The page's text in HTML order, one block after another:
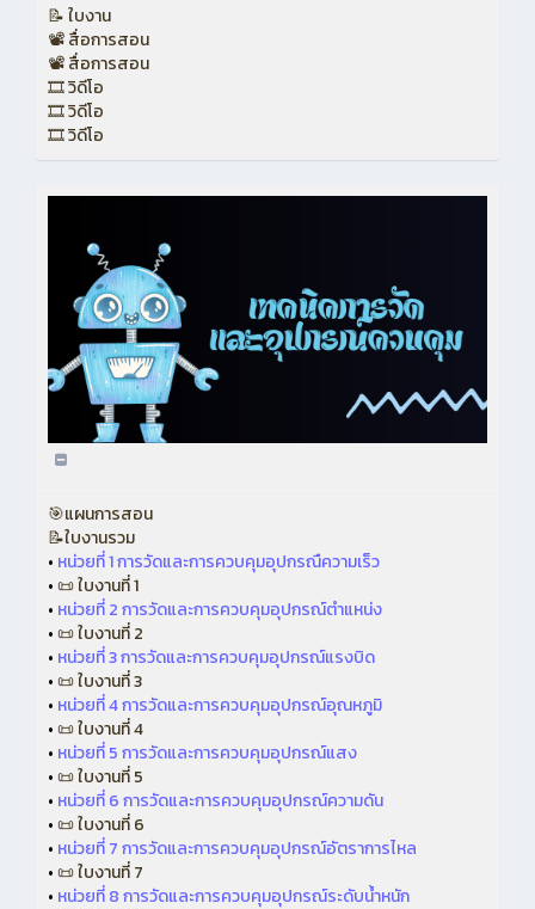
📝 ใบงาน
📽 สื่อการสอน
📽 สื่อการสอน
🎞 วิดีโอ
🎞 วิดีโอ
🎞 วิดีโอ
🎯แผนการสอน
📝ใบงานรวม
• หน่วยที่ 1 การวัดและการควบคุมอุปกรณืความเร็ว
•📜 ใบงานที่ 1
• หน่วยที่ 2 การวัดและการควบคุมอุปกรณ์ตำแหน่ง
•📜 ใบงานที่ 2
• หน่วยที่ 3 การวัดและการควบคุมอุปกรณ์แรงบิด
•📜 ใบงานที่ 3
• หน่วยที่ 4 การวัดและการควบคุมอุปกรณ์อุณหภูมิ
•📜 ใบงานที่ 4
• หน่วยที่ 5 การวัดและการควบคุมอุปกรณ์แสง
•📜 ใบงานที่ 5
• หน่วยที่ 6 การวัดและการควบคุมอุปกรณ์ความดัน
•📜 ใบงานที่ 6
• หน่วยที่ 7 การวัดและการควบคุมอุปกรณ์อัตราการไหล
•📜 ใบงานที่ 7
• หน่วยที่ 8 การวัดและการควบคุมอุปกรณ์ระดับน้ำหนัก